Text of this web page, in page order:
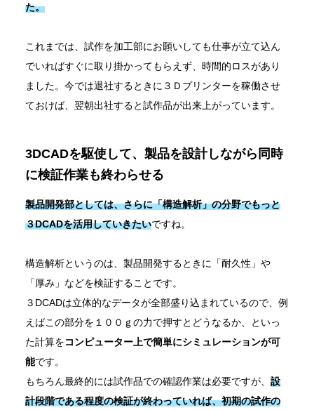
た。
これまでは、試作を加工部にお願いしても仕事が立て込ん
でいればすぐに取り掛かってもらえず、時間的ロスがあり
ました。今では退社するときに３Ｄプリンターを稼働させ
ておけば、翌朝出社すると試作品が出来上がっています。
3DCADを駆使して、製品を設計しながら同時
に検証作業も終わらせる
製品開発部としては、さらに「構造解析」の分野でもっと
３DCADを活用していきたいですね。
構造解析というのは、製品開発するときに「耐久性」や
「厚み」などを検証することです。
３DCADは立体的なデータが全部盛り込まれているので、例
えばこの部分を１００ｇの力で押すとどうなるか、といっ
た計算をコンピューター上で簡単にシミュレーションが可
能です。
もちろん最終的には試作品での確認作業は必要ですが、 設
計段階である程度の検証が終わっていれば、初期の試作の